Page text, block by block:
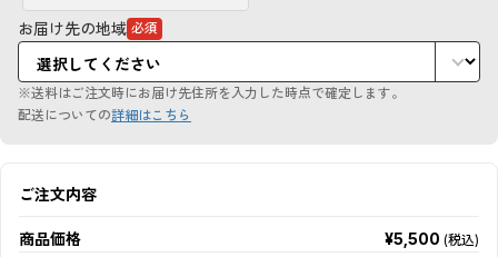
お届け先の地域 必須
（必
須
項
目）
※送料はご注文時にお届け先住所を入力した時点で確定します。
配送についての詳細はこちら
ご注文内容
商品価格 ¥5,500 (税込)